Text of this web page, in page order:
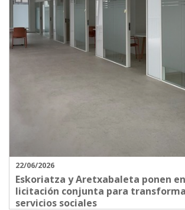
22/06/2026
Eskoriatza y Aretxabaleta ponen
licitación conjunta para
servicios sociales